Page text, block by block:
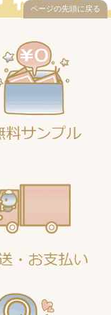
ページの先頭に戻る